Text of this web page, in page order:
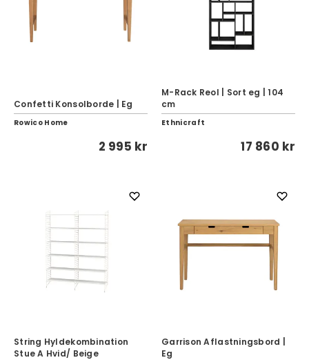
Confetti Konsolborde | Eg
Rowico Home
2 995 kr
M-Rack Reol | Sort eg | 104
cm
Ethnicraft
17 860 kr
String Hyldekombination
Stue A Hvid/ Beige
Garrison Aflastningsbord |
Eg